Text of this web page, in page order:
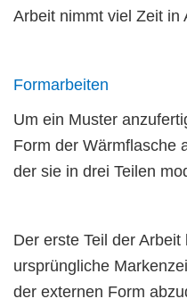
Arbeit nimmt viel Zeit in
Formarbeiten
Um ein Muster
Form der Wärmflasche
der sie in drei Teilen
Der erste Teil der
ursprüngliche
der externen Form